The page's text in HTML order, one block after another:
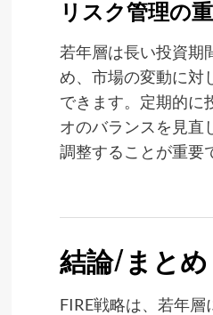
リスク管理の
若年層は長い投資期
め、市場の変動に対
できます。定期的に
オのバランスを見直
調整することが重要
結論/まとめ
FIRE戦略は、若年